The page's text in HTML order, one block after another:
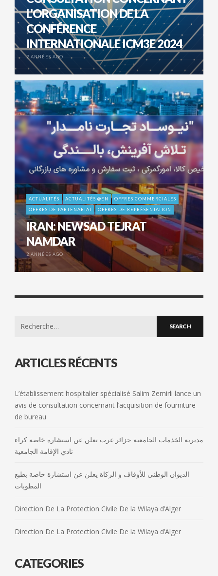
L’ORGANISATION DE LA
CONFÉRENCE
INTERNATIONALE ICM3E 2024
2 ANNÉES AGO
ACTUALITÉS ACTUALITÉS @EN
OFFRES COMMERCIALES
OFFRES DE PARTENARIAT
OFFRES DE REPRÉSENTATION
IRAN: NEWSAD TEJRAT
NAMDAR
2 ANNÉES AGO
Search
ARTICLES RÉCENTS
L’établissement hospitalier spécialisé Salim Zemirli lance un
avis de consultation concernant l’acquisition de fourniture
de bureau
مديرية الخذمات الجامعية جزائر غرب تعلن عن استشارة خاصة كراء
نادي الإقامة الجامعية
الديوان الوطني للأوقاف و الزكاة يعلن عن استشارة خاصة بطبع
المطويات
Direction De La Protection Civile De la Wilaya d’Alger
Direction De La Protection Civile De la Wilaya d’Alger
CATEGORIES